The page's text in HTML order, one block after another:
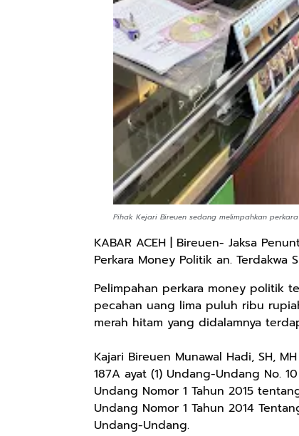
Pihak Kejari Bireuen sedang melimpahkan
KABAR ACEH | Bireuen- Jaksa
Perkara Money Politik an.
Pelimpahan perkara money politik
pecahan uang lima puluh ribu
merah hitam yang didalamnya
Kajari Bireuen Munawal Hadi, SH,
187A ayat (1) Undang-Undang No.
Undang Nomor 1 Tahun 2015
Undang Nomor 1 Tahun 2014
Undang-Undang.